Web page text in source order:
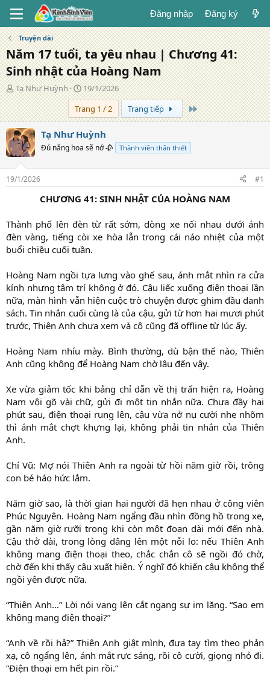
Đăng nhập Đăng ký
Truyện dài
Năm 17 tuổi, ta yêu nhau | Chương 41:
Sinh nhật của Hoàng Nam
T
á
c
g
i
ả
Tạ Như Huỳnh
N
g
à
y
đ
n
19/1/2026
Trang 1 / 2
Trang tiếp Trang cuối
Tạ Như Huỳnh
Đủ nắng hoa sẽ nở 🥀 Thành viên thân thiết
19/1/2026 #1
CHƯƠNG 41: SINH NHẬT CỦA HOÀNG NAM
Thành phố lên đèn từ rất sớm, dòng xe nối nhau dưới ánh
đèn vàng, tiếng còi xe hòa lẫn trong cái náo nhiệt của một
buổi chiều cuối tuần.
Hoàng Nam ngồi tựa lưng vào ghế sau, ánh mắt nhìn ra cửa
kính nhưng tâm trí không ở đó. Cậu liếc xuống điện thoại lần
nữa, màn hình vẫn hiện cuộc trò chuyện được ghim đầu danh
sách. Tin nhắn cuối cùng là của cậu, gửi từ hơn hai mươi phút
trước, Thiên Anh chưa xem và cô cũng đã offline từ lúc ấy.
Hoàng Nam nhíu mày. Bình thường, dù bận thế nào, Thiên
Anh cũng không để Hoàng Nam chờ lâu đến vậy.
Xe vừa giảm tốc khi bảng chỉ dẫn về thị trấn hiện ra, Hoàng
Nam vội gõ vài chữ, gửi đi một tin nhắn nữa. Chưa đầy hai
phút sau, điện thoại rung lên, cậu vừa nở nụ cười nhẹ nhõm
thì ánh mắt chợt khựng lại, không phải tin nhắn của Thiên
Anh.
Chí Vũ: Mợ nói Thiên Anh ra ngoài từ hồi năm giờ rồi, trông
con bé háo hức lắm.
Năm giờ sao, là thời gian hai người đã hẹn nhau ở công viên
Phúc Nguyên. Hoàng Nam ngẩng đầu nhìn đồng hồ trong xe,
gần năm giờ rưỡi trong khi còn một đoạn dài mới đến nhà.
Cậu thở dài, trong lòng dâng lên một nỗi lo: nếu Thiên Anh
không mang điện thoại theo, chắc chắn cô sẽ ngồi đó chờ,
chờ đến khi thấy cậu xuất hiện. Ý nghĩ đó khiến cậu không thể
ngồi yên được nữa.
“Thiên Anh…” Lời nói vang lên cắt ngang sự im lặng. “Sao em
không mang điện thoại?”
“Anh về rồi hả?” Thiên Anh giật mình, đưa tay tìm theo phản
xạ, cô ngẩng lên, ánh mắt rực sáng, rồi cô cười, giọng nhỏ đi.
“Điện thoại em hết pin rồi.”